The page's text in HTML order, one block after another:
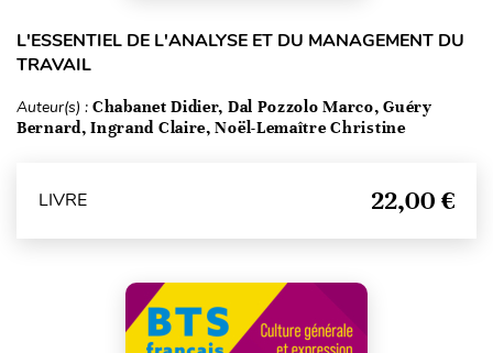
L'ESSENTIEL DE L'ANALYSE ET DU MANAGEMENT DU
TRAVAIL
Auteur(s) : Chabanet Didier, Dal Pozzolo Marco, Guéry
Bernard, Ingrand Claire, Noël-Lemaître Christine
LIVRE 22,00 €